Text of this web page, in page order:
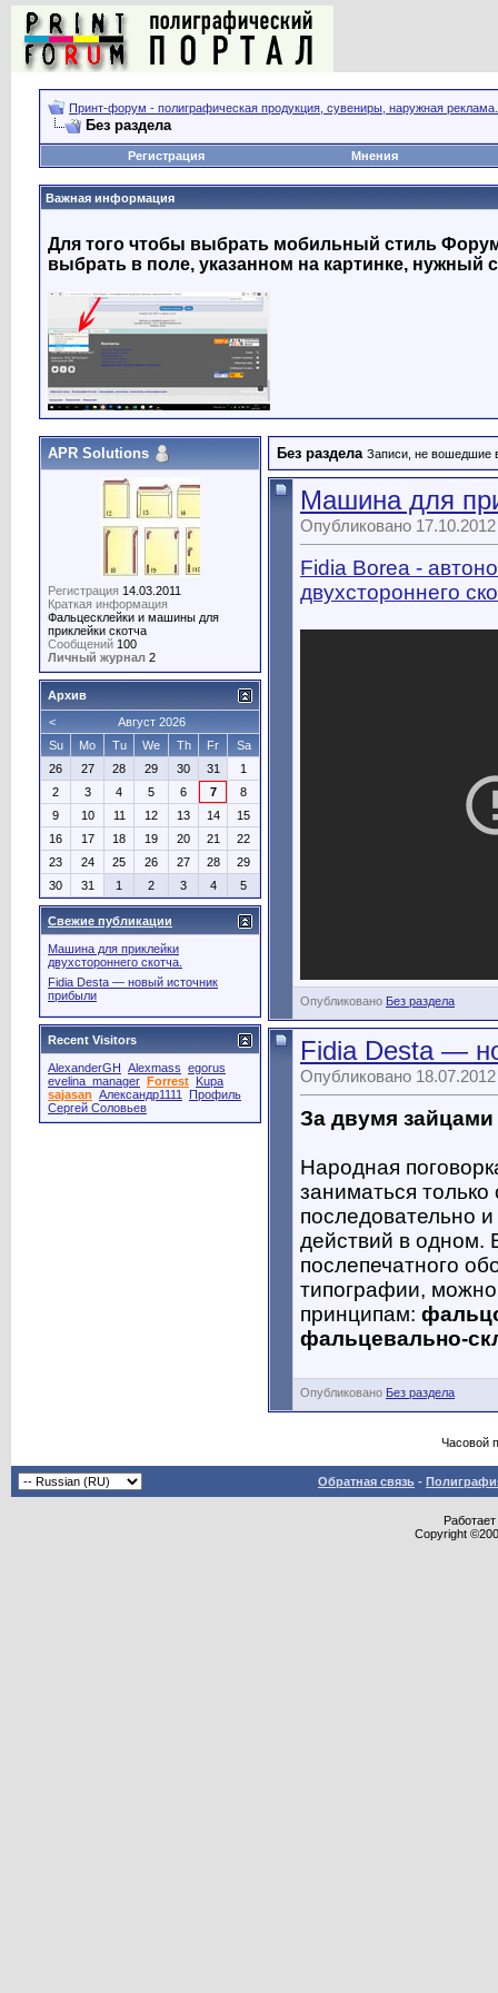
Принт-форум - полиграфическая продукция, сувениры, наружная реклама.
Без раздела
Регистрация Мнения
Важная информация
Для того чтобы выбрать мобильный стиль
выбрать в поле, указанном на картинке, нужный
Без раздела Записи, не вошедшие
Машина для
Опубликовано
Fidia Borea -
двухстороннего
Опубликовано Без раздела
Fidia Desta —
Опубликовано
За двумя зайцами
Народная
заниматься
последовательно
действий в одном.
послепечатного
типографии, можно
принципам:
фальцевально-
Опубликовано Без раздела
APR Solutions
Регистрация 14.03.2011
Краткая информация
Фальцесклейки и машины для
приклейки скотча
Сообщений 100
Личный журнал 2
Архив
<
Август 2026
Su
Mo Tu We Th Fr
Sa
26
27 28 29 30 31
1
2
3 4 5 6 7
8
9
10 11 12 13 14
15
16
17 18 19 20 21
22
23
24 25 26 27 28
29
30
31 1 2 3 4 5
Свежие публикации
Машина для приклейки
двухстороннего скотча.
Fidia Desta — новый источник
прибыли
Recent Visitors
AlexanderGH Alexmass egorus
evelina_manager
Forrest
Kupa
sajasan Александр1111
Профиль
Сергей Соловьев
Часовой
Обратная связь -
Copyright